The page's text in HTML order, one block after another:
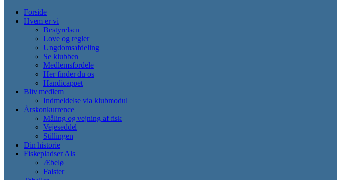
Forside
Hvem er vi
Bestyrelsen
Love og regler
Ungdomsafdeling
Se klubben
Medlemsfordele
Her finder du os
Handicappet
Bliv medlem
Indmeldelse via klubmodul
Årskonkurrence
Måling og vejning af fisk
Vejeseddel
Stillingen
Din historie
Fiskepladser Als
Æbelø
Falster